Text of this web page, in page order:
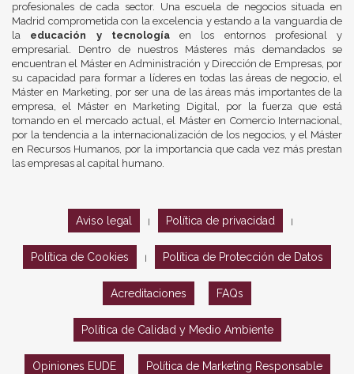
profesionales de cada sector. Una escuela de negocios situada en
Madrid comprometida con la excelencia y estando a la vanguardia de
la educación y tecnologíaen los entornos profesional y
empresarial. Dentro de nuestros Másteres más demandados se
encuentran el Máster en Administración y Dirección de Empresas, por
su capacidad para formar a líderes en todas las áreas de negocio, el
Máster en Marketing, por ser una de las áreas más importantes de la
empresa, el Máster en Marketing Digital, por la fuerza que está
tomando en el mercado actual, el Máster en Comercio Internacional,
por la tendencia a la internacionalización de los negocios, y el Máster
en Recursos Humanos, por la importancia que cada vez más prestan
las empresas al capital humano.
Aviso legal Política de privacidad
Política de Cookies Política de Protección de Datos
Acreditaciones FAQs
Política de Calidad y Medio Ambiente
Opiniones EUDE Política de Marketing Responsable